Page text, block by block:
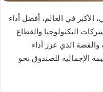
في العالم، أفضل أداء
التكنولوجيا والقطاع
الذي عزز أداء
الإجمالية للصندوق نحو